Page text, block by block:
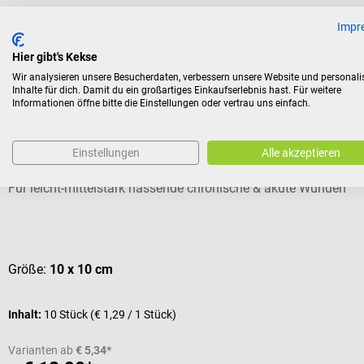
Kunden kauften auch
NOBASPONGE Border Silikon Schaumstoffverband
Für leicht-mittelstark nässende chronische & akute Wunden
Größe: 10 x 10 cm
Inhalt: 10 Stück (€ 1,29 / 1 Stück)
Varianten ab € 5,34*
Hier gibt's Kekse
Wir analysieren unsere Besucherdaten, verbessern unsere Website und
Inhalte für dich. Damit du ein großartiges Einkaufserlebnis hast. Für weitere
Informationen öffne bitte die Einstellungen oder vertrau uns einfach.
Einstellungen Alle akzeptieren